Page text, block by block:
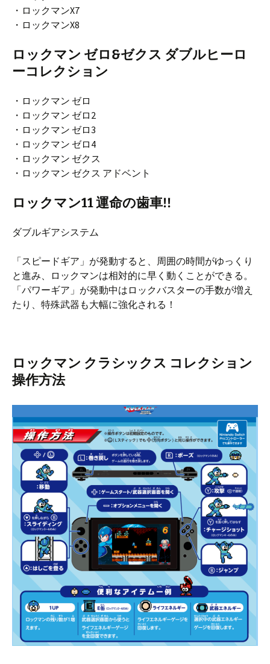
・ロックマンX7
・ロックマンX8
ロックマン ゼロ&ゼクス ダブルヒーロ
ーコレクション
・ロックマン ゼロ
・ロックマン ゼロ2
・ロックマン ゼロ3
・ロックマン ゼロ4
・ロックマン ゼクス
・ロックマン ゼクス アドベント
ロックマン11 運命の歯車!!
ダブルギアシステム
「スピードギア」が発動すると、周囲の時間がゆっくり
と進み、ロックマンは相対的に早く動くことができる。
「パワーギア」が発動中はロックバスターの手数が増え
たり、特殊武器も大幅に強化される！
ロックマン クラシックス コレクション
操作方法